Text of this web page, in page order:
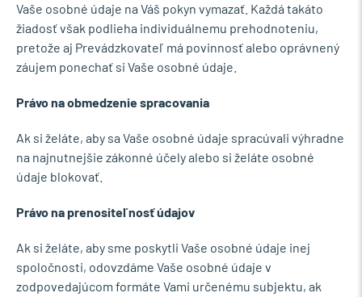
Vaše osobné údaje na Váš pokyn vymazať. Každá takáto
žiadosť však podlieha individuálnemu prehodnoteniu,
pretože aj Prevádzkovateľ má povinnosť alebo oprávnený
záujem ponechať si Vaše osobné údaje.
Právo na obmedzenie spracovania
Ak si želáte, aby sa Vaše osobné údaje spracúvali výhradne
na najnutnejšie zákonné účely alebo si želáte osobné
údaje blokovať.
Právo na prenositeľnosť údajov
Ak si želáte, aby sme poskytli Vaše osobné údaje inej
spoločnosti, odovzdáme Vaše osobné údaje v
zodpovedajúcom formáte Vami určenému subjektu, ak